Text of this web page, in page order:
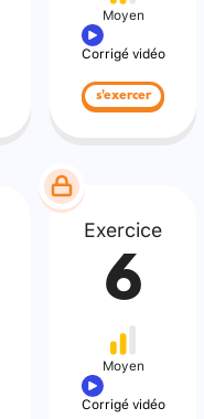
Moyen
Corrigé vidéo
s'exercer
Exercice
6
Moyen
Corrigé vidéo